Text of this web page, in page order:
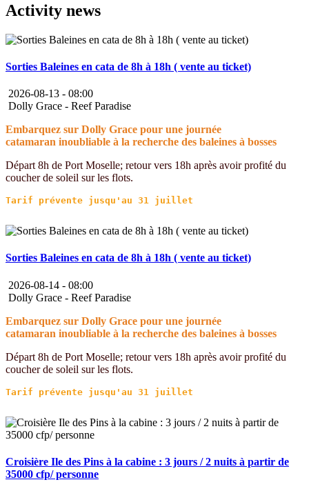
Activity news
Sorties Baleines en cata de 8h à 18h ( vente au ticket)
2026-08-13 - 08:00
Dolly Grace - Reef Paradise
Embarquez sur Dolly Grace pour une journée
catamaran inoubliable à la recherche des baleines à bosses
Départ 8h de Port Moselle; retour vers 18h après avoir profité du
coucher de soleil sur les flots.
Sorties Baleines en cata de 8h à 18h ( vente au ticket)
2026-08-14 - 08:00
Dolly Grace - Reef Paradise
Embarquez sur Dolly Grace pour une journée
catamaran inoubliable à la recherche des baleines à bosses
Départ 8h de Port Moselle; retour vers 18h après avoir profité du
coucher de soleil sur les flots.
Croisière Ile des Pins à la cabine : 3 jours / 2 nuits à partir de
35000 cfp/ personne